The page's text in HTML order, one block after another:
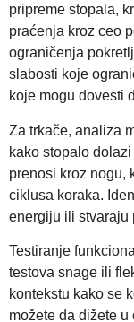
pripreme stopala,
praćenja kroz ceo
ograničenja
slabosti koje
koje mogu dovesti
Za trkače, analiza
kako stopalo
prenosi kroz nogu,
ciklusa koraka.
energiju ili stvaraju
Testiranje
testova snage ili
kontekstu kako se
možete da dižete